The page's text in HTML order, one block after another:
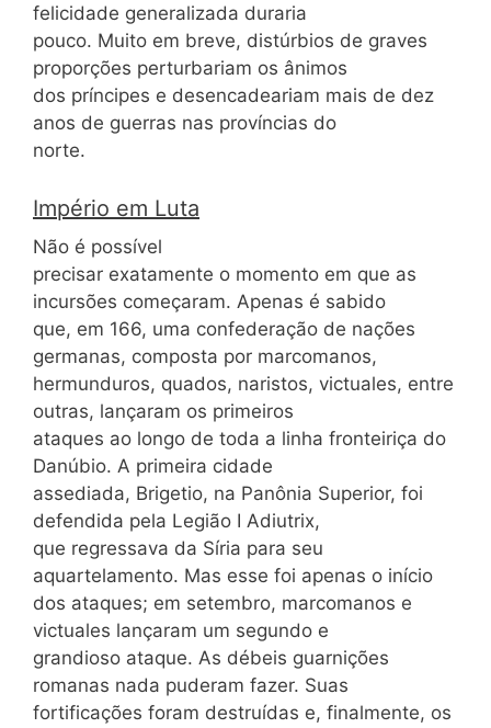
felicidade generalizada duraria
pouco. Muito em breve, distúrbios de graves
proporções perturbariam os ânimos
dos príncipes e desencadeariam mais de dez
anos de guerras nas províncias do
norte.
Império em Luta
Não é possível
precisar exatamente o momento em que as
incursões começaram. Apenas é sabido
que, em 166, uma confederação de nações
germanas, composta por marcomanos,
hermunduros, quados, naristos, victuales, entre
outras, lançaram os primeiros
ataques ao longo de toda a linha fronteiriça do
Danúbio. A primeira cidade
assediada, Brigetio, na Panônia Superior, foi
defendida pela Legião I Adiutrix,
que regressava da Síria para seu
aquartelamento. Mas esse foi apenas o início
dos ataques; em setembro, marcomanos e
victuales lançaram um segundo e
grandioso ataque. As débeis guarnições
romanas nada puderam fazer. Suas
fortificações foram destruídas e, finalmente, os